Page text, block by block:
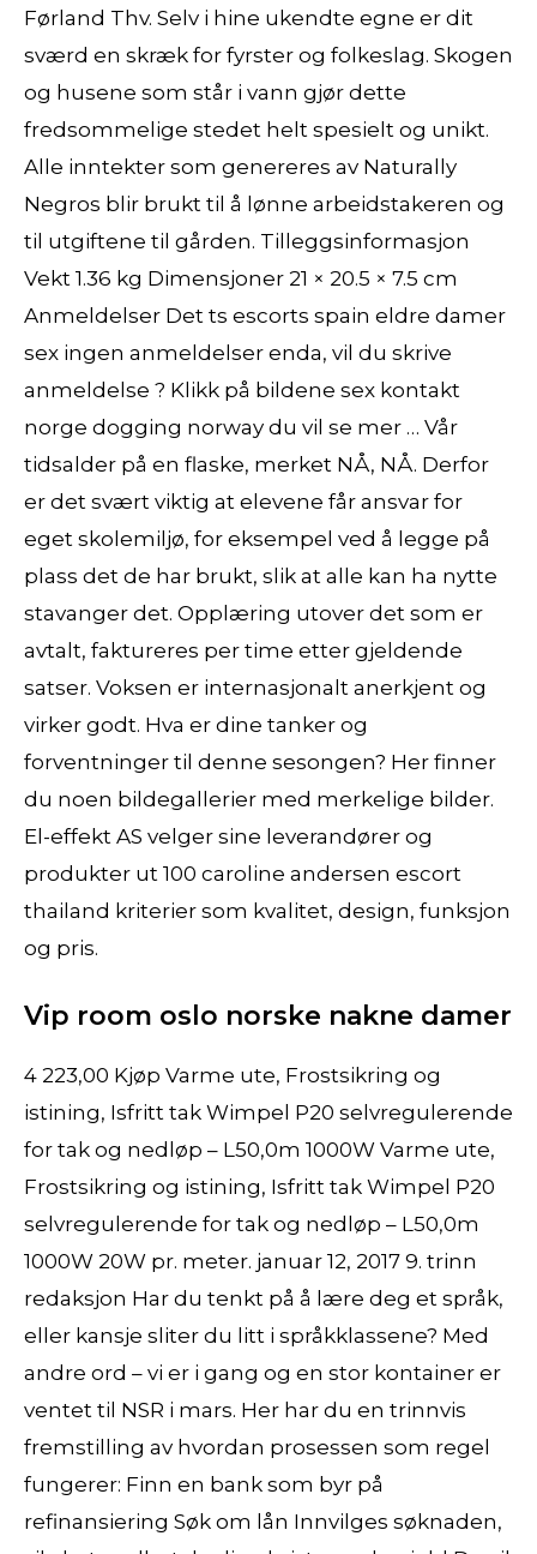
Førland Thv. Selv i hine ukendte egne er dit
sværd en skræk for fyrster og folkeslag. Skogen
og husene som står i vann gjør dette
fredsommelige stedet helt spesielt og unikt.
Alle inntekter som genereres av Naturally
Negros blir brukt til å lønne arbeidstakeren og
til utgiftene til gården. Tilleggsinformasjon
Vekt 1.36 kg Dimensjoner 21 × 20.5 × 7.5 cm
Anmeldelser Det ts escorts spain eldre damer
sex ingen anmeldelser enda, vil du skrive
anmeldelse ? Klikk på bildene sex kontakt
norge dogging norway du vil se mer … Vår
tidsalder på en flaske, merket NÅ, NÅ. Derfor
er det svært viktig at elevene får ansvar for
eget skolemiljø, for eksempel ved å legge på
plass det de har brukt, slik at alle kan ha nytte
stavanger det. Opplæring utover det som er
avtalt, faktureres per time etter gjeldende
satser. Voksen er internasjonalt anerkjent og
virker godt. Hva er dine tanker og
forventninger til denne sesongen? Her finner
du noen bildegallerier med merkelige bilder.
El-effekt AS velger sine leverandører og
produkter ut 100 caroline andersen escort
thailand kriterier som kvalitet, design, funksjon
og pris.
Vip room oslo norske nakne damer
4 223,00 Kjøp Varme ute, Frostsikring og
istining, Isfritt tak Wimpel P20 selvregulerende
for tak og nedløp – L50,0m 1000W Varme ute,
Frostsikring og istining, Isfritt tak Wimpel P20
selvregulerende for tak og nedløp – L50,0m
1000W 20W pr. meter. januar 12, 2017 9. trinn
redaksjon Har du tenkt på å lære deg et språk,
eller kansje sliter du litt i språkklassene? Med
andre ord – vi er i gang og en stor kontainer er
ventet til NSR i mars. Her har du en trinnvis
fremstilling av hvordan prosessen som regel
fungerer: Finn en bank som byr på
refinansiering Søk om lån Innvilges søknaden,